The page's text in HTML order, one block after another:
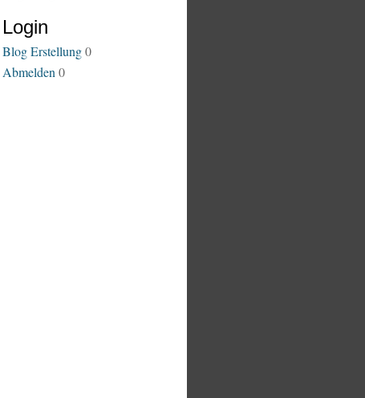
Login
Blog Erstellung0
Abmelden 0